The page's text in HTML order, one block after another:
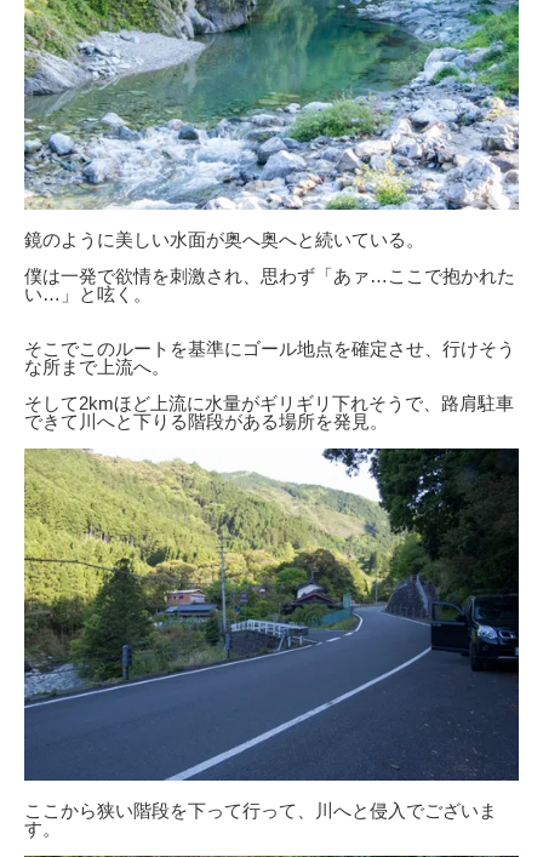
鏡のように美しい水面が奥へ奥へと続いている。
僕は一発で欲情を刺激され、思わず「あァ…ここで抱かれた
い…」と呟く。
そこでこのルートを基準にゴール地点を確定させ、行けそう
な所まで上流へ。
そして2kmほど上流に水量がギリギリ下れそうで、路肩駐車
できて川へと下りる階段がある場所を発見。
ここから狭い階段を下って行って、川へと侵入でございま
す。